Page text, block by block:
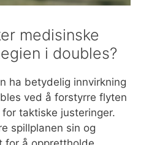
medisinske
i doubles?
ha betydelig innvirkning
ved å forstyrre flyten
taktiske justeringer.
spillplanen sin og